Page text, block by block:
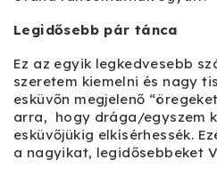
Legidősebb pár tánca
Ez az egyik legkedvesebb
szeretem kiemelni és nagy
esküvőn megjelenő
arra, hogy drága/egyszem
esküvőjükig elkísérhessék.
a nagyikat, legidősebbeket